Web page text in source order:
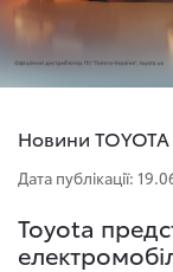
Новини TOYOTA
Дата публікації:
Toyota